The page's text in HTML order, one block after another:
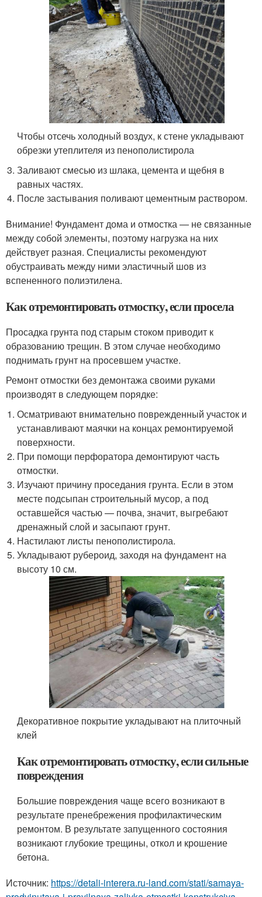
Чтобы отсечь холодный воздух, к стене укладывают
обрезки утеплителя из пенополистирола
Заливают смесью из шлака, цемента и щебня в
равных частях.
После застывания поливают цементным раствором.
Внимание! Фундамент дома и отмостка — не связанные
между собой элементы, поэтому нагрузка на них
действует разная. Специалисты рекомендуют
обустраивать между ними эластичный шов из
вспененного полиэтилена.
Как отремонтировать отмостку, если просела
Просадка грунта под старым стоком приводит к
образованию трещин. В этом случае необходимо
поднимать грунт на просевшем участке.
Ремонт отмостки без демонтажа своими руками
производят в следующем порядке:
Осматривают внимательно поврежденный участок и
устанавливают маячки на концах ремонтируемой
поверхности.
При помощи перфоратора демонтируют часть
отмостки.
Изучают причину проседания грунта. Если в этом
месте подсыпан строительный мусор, а под
оставшейся частью — почва, значит, выгребают
дренажный слой и засыпают грунт.
Настилают листы пенополистирола.
Укладывают рубероид, заходя на фундамент на
высоту 10 см.
Декоративное покрытие укладывают на плиточный
клей
Как отремонтировать отмостку, если сильные
повреждения
Большие повреждения чаще всего возникают в
результате пренебрежения профилактическим
ремонтом. В результате запущенного состояния
возникают глубокие трещины, откол и крошение
бетона.
Источник: https://detali-interera.ru-land.com/stati/samaya-